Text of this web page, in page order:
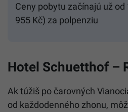
Ceny pobytu začínajú už od
955 Kč) za polpenziu
Hotel Schuetthof –
Ak túžiš po čarovných
od každodenného zhonu,